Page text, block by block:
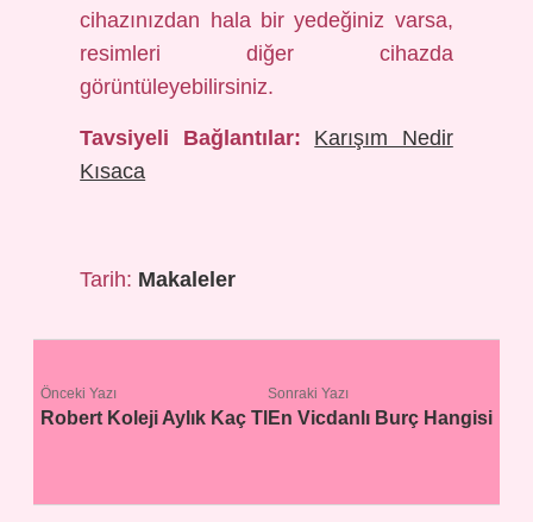
cihazınızdan hala bir yedeğiniz varsa,
resimleri diğer cihazda
görüntüleyebilirsiniz.
Tavsiyeli Bağlantılar:
Karışım Nedir
Kısaca
Tarih: Makaleler
Önceki Yazı
Robert Koleji Aylık Kaç Tl
Sonraki Yazı
En Vicdanlı Burç Hangisi